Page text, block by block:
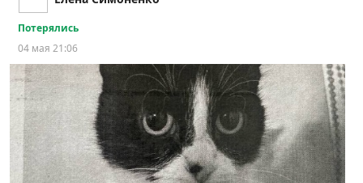
Потерялись
04 мая 21:06